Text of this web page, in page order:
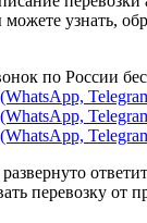
узнать,
по России
перевозку от